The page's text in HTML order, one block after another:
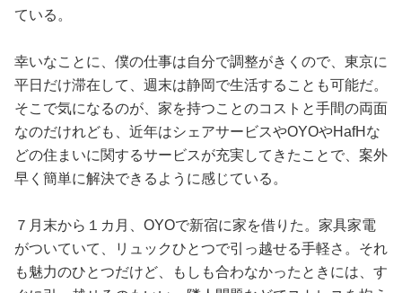
ている。
幸いなことに、僕の仕事は自分で調整がきくので、東京に
平日だけ滞在して、週末は静岡で生活することも可能だ。
そこで気になるのが、家を持つことのコストと手間の両面
なのだけれども、近年はシェアサービスやOYOやHafHな
どの住まいに関するサービスが充実してきたことで、案外
早く簡単に解決できるように感じている。
７月末から１カ月、OYOで新宿に家を借りた。家具家電
がついていて、リュックひとつで引っ越せる手軽さ。それ
も魅力のひとつだけど、もしも合わなかったときには、す